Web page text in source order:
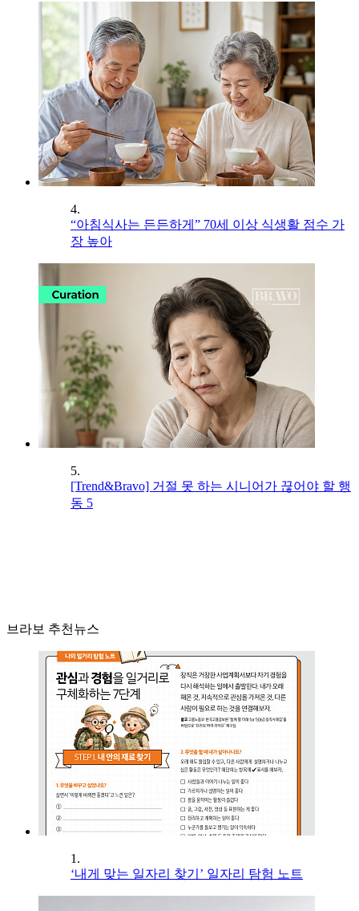
4.
“아침식사는 든든하게” 70세 이상 식생활 점수 가
장 높아
5.
[Trend&Bravo] 거절 못 하는 시니어가 끊어야 할 행
동 5
브라보 추천뉴스
1.
‘내게 맞는 일자리 찾기’ 일자리 탐험 노트